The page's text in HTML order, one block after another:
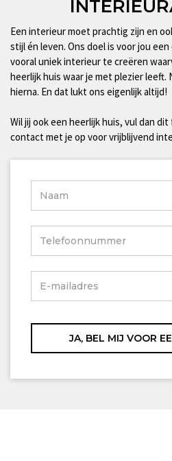
Een interieur moet prachtig zijn en
stijl én leven. Ons doel is voor jou
vooral uniek interieur te creëren
heerlijk huis waar je met plezier leeft.
hierna. En dat lukt ons eigenlijk altijd!
Wil jij ook een heerlijk huis, vul dan
contact met je op voor vrijblijvend